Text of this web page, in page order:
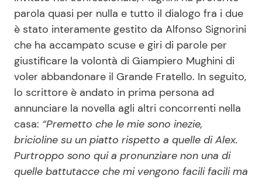
parola quasi per nulla e tutto il dialogo fra i due
è stato interamente gestito da Alfonso Signorini
che ha accampato scuse e giri di parole per
giustificare la volontà di Giampiero Mughini di
voler abbandonare il Grande Fratello. In seguito,
lo scrittore è andato in prima persona ad
annunciare la novella agli altri concorrenti nella
casa: “Premetto che le mie sono inezie,
bricioline su un piatto rispetto a quelle di Alex.
Purtroppo sono qui a pronunziare non una di
quelle battutacce che mi vengono facili facili ma